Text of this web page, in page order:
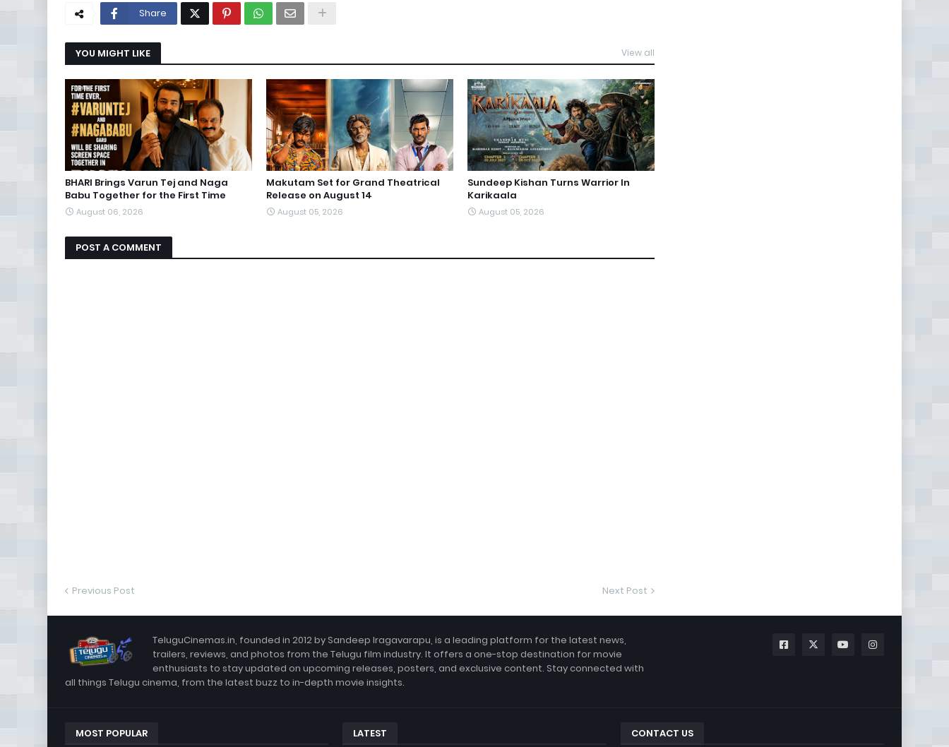
Share
YOU MIGHT LIKE View all
BHARI Brings Varun Tej and Naga
Babu Together for the First Time
August 06, 2026
Makutam Set for Grand Theatrical
Release on August 14
August 05, 2026
Sundeep Kishan Turns Warrior In
Karikaala
August 05, 2026
POST A COMMENT
Previous Post Next Post
TeluguCinemas.in, founded in 2012 by Sandeep Iragavarapu, is a leading platform for the latest news,
trailers, reviews, and photos from the Telugu film industry. It offers a one-stop destination for movie
enthusiasts to stay updated on upcoming releases, posters, and exclusive content. Stay connected with
all things Telugu cinema, from the latest buzz to in-depth movie insights.
MOST POPULAR LATEST CONTACT US